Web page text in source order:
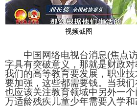
视频截图
中国网络电视台消息(焦点访
字具有突破意义，那就是财政
我们的高等教育要发展，职业
要加强，这些都需要钱。当我
也应该关注教育领域中另外一
万适龄残疾儿童少年需要入学